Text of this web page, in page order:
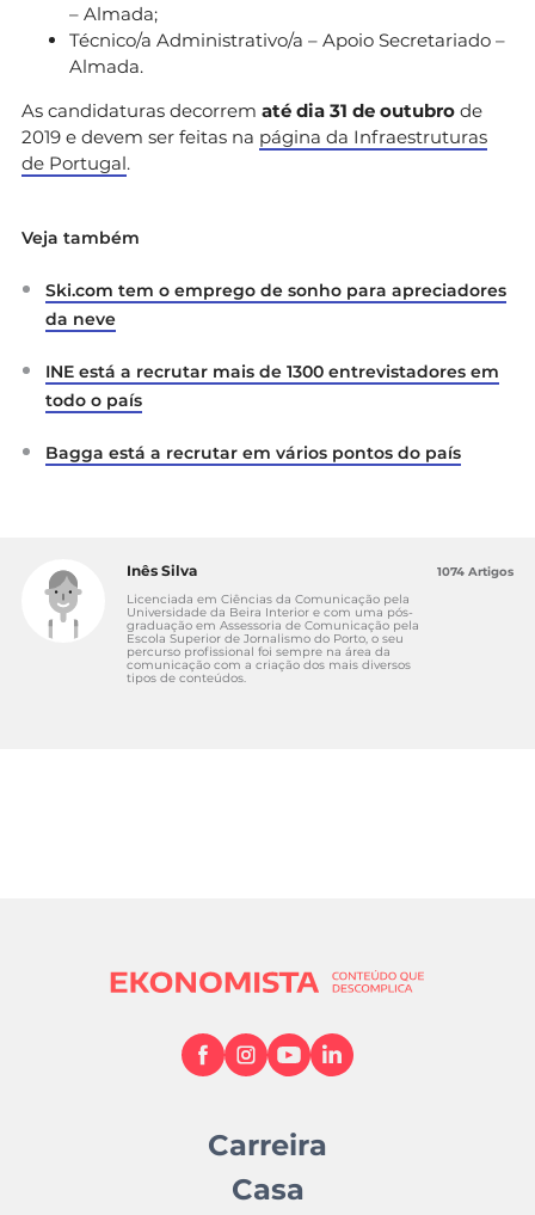
– Almada;
Técnico/a Administrativo/a – Apoio Secretariado –
Almada.
As candidaturas decorrem até dia 31 de outubro de
2019 e devem ser feitas na página da Infraestruturas
de Portugal.
Veja também
Ski.com tem o emprego de sonho para apreciadores
da neve
INE está a recrutar mais de 1300 entrevistadores em
todo o país
Bagga está a recrutar em vários pontos do país
Inês Silva
Licenciada em Ciências da Comunicação pela
Universidade da Beira Interior e com uma pós-
graduação em Assessoria de Comunicação pela
Escola Superior de Jornalismo do Porto, o seu
percurso profissional foi sempre na área da
comunicação com a criação dos mais diversos
tipos de conteúdos.
1074 Artigos
Carreira
Casa